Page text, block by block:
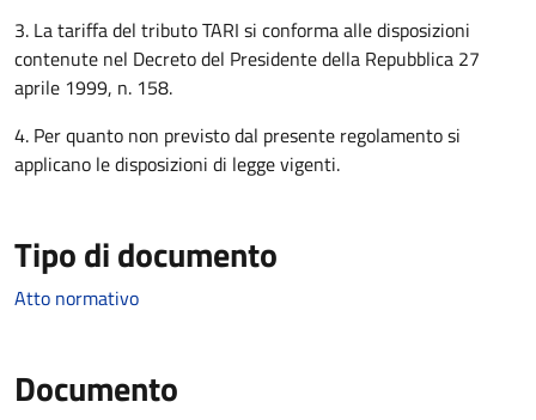
3. La tariffa del tributo TARI si conforma alle disposizioni
contenute nel Decreto del Presidente della Repubblica 27
aprile 1999, n. 158.
4. Per quanto non previsto dal presente regolamento si
applicano le disposizioni di legge vigenti.
Tipo di documento
Atto normativo
Documento